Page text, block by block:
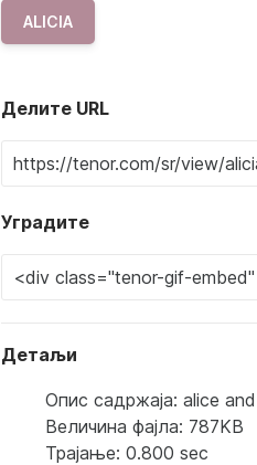
ALICIA
Делите URL
Уградите
Детаљи
Опис садржаја: alice
Величина фајла: 787KB
Трајање: 0.800 sec